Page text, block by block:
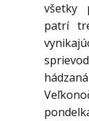
všetky
patrí